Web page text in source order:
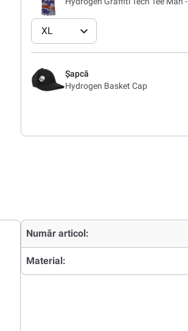
XL
Șapcă
Hydrogen Basket Cap
Număr articol:
Material: